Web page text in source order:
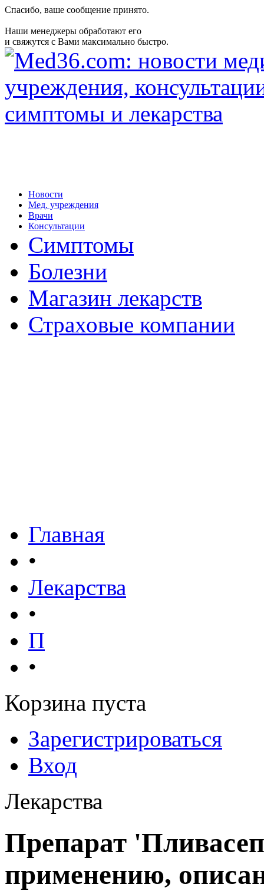
Спасибо, ваше сообщение принято.
Наши менеджеры обработают его
и свяжутся с Вами максимально быстро.
Новости
Мед. учреждения
Врачи
Консультации
Симптомы
Болезни
Магазин лекарств
Страховые компании
Главная
•
Лекарства
•
П
•
Корзина пуста
Зарегистрироваться
Вход
Лекарства
Препарат
применению,